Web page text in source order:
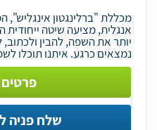
מכללת "ברלינגטון אינגליש",
אנגלית, מציעה שיטה
יותר את השפה, להבין
נמצאים כרגע. איתנו תוכלו
פרטים
שלח פניה